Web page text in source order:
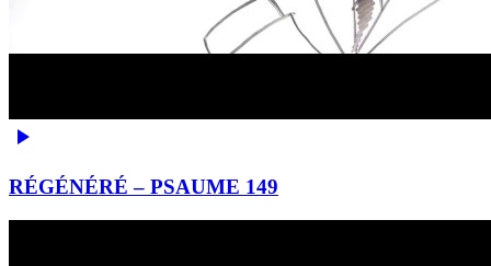
RÉGÉNÉRÉ – PSAUME 149